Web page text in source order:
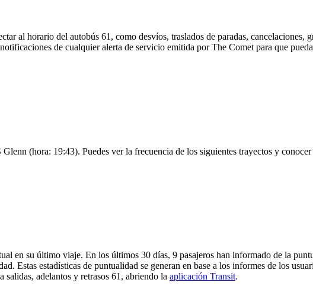
al horario del autobús 61, como desvíos, traslados de paradas, cancelaciones,
de cualquier alerta de servicio emitida por The Comet para que
(hora: 19:43). Puedes ver la frecuencia de los siguientes trayectos y
en su último viaje. En los últimos 30 días, 9 pasajeros han informado de la
Estas estadísticas de puntualidad se generan en base a los informes de los
adelantos y retrasos 61, abriendo la aplicación Transit.